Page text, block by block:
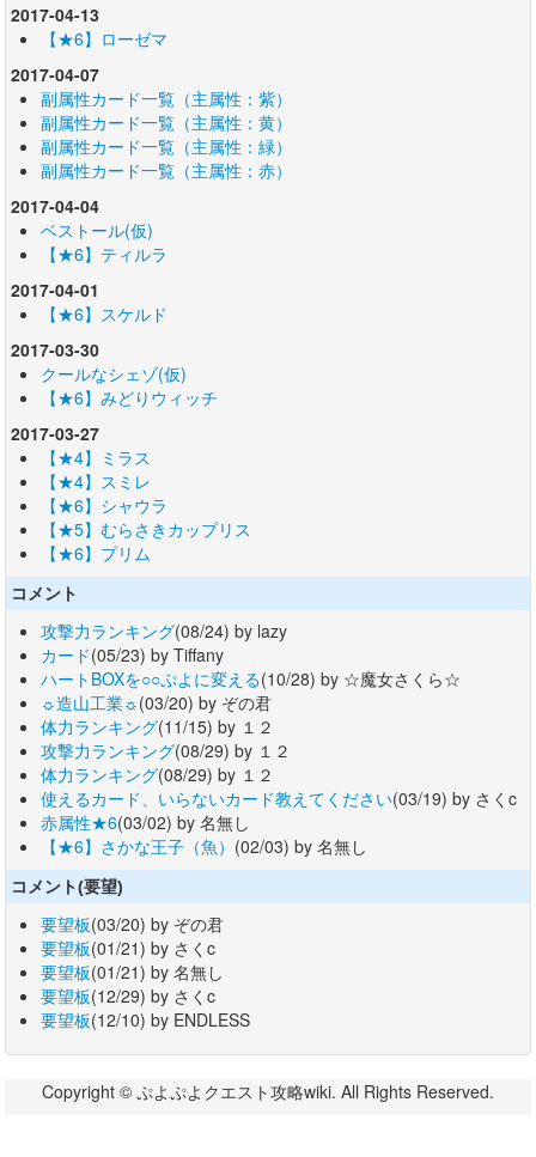
2017-04-13
【★6】ローゼマ
2017-04-07
副属性カード一覧（主属性：紫）
副属性カード一覧（主属性：黄）
副属性カード一覧（主属性：緑）
副属性カード一覧（主属性：赤）
2017-04-04
ベストール(仮)
【★6】ティルラ
2017-04-01
【★6】スケルド
2017-03-30
クールなシェゾ(仮)
【★6】みどりウィッチ
2017-03-27
【★4】ミラス
【★4】スミレ
【★6】シャウラ
【★5】むらさきカップリス
【★6】プリム
コメント
攻撃力ランキング(08/24) by lazy
カード(05/23) by Tiffany
ハートBOXを○○ぷよに変える(10/28) by ☆魔女さくら☆
☼造山工業☼(03/20) by ぞの君
体力ランキング(11/15) by １２
攻撃力ランキング(08/29) by １２
体力ランキング(08/29) by １２
使えるカード、いらないカード教えてください(03/19) by さくc
赤属性★6(03/02) by 名無し
【★6】さかな王子（魚） (02/03) by 名無し
コメント(要望)
要望板(03/20) by ぞの君
要望板(01/21) by さくc
要望板(01/21) by 名無し
要望板(12/29) by さくc
要望板(12/10) by ENDLESS
Copyright © ぷよぷよクエスト攻略wiki. All Rights Reserved.